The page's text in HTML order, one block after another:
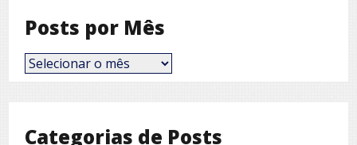
Posts por Mês
Posts
por
Categorias de Posts